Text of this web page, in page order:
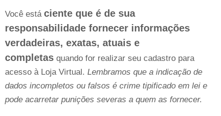
Você está ciente que é de sua
responsabilidade fornecer informações
verdadeiras, exatas, atuais e
completas quando for realizar seu cadastro para
acesso à Loja Virtual. Lembramos que a indicação de
dados incompletos ou falsos é crime tipificado em lei e
pode acarretar punições severas a quem as fornecer.